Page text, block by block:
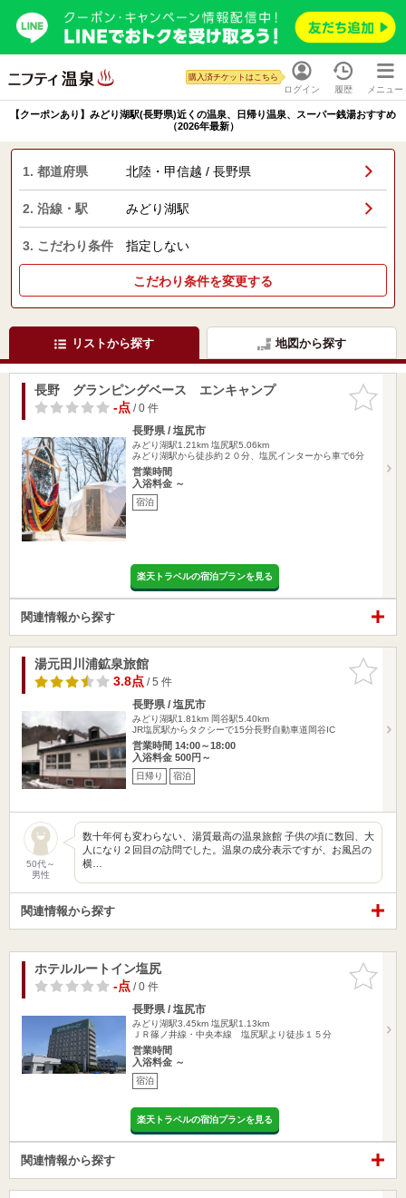
ログイン
購入済チケットはこちら
履歴 メニュー
【クーポンあり】みどり湖駅(長野県)近くの温泉、日帰り温泉、スーパー銭湯おすすめ
（2026年最新）
1. 都道府県 北陸・甲信越 / 長野県
2. 沿線・駅 みどり湖駅
3. こだわり条件 指定しない
こだわり条件を変更する
リストから探す 地図から探す
お気に入
りに追加
長野 グランピングベース エンキャンプ
-点/ 0 件
長野県 / 塩尻市
みどり湖駅1.21km 塩尻駅5.06km
みどり湖駅から徒歩約２０分、塩尻インターから車で6分
営業時間
入浴料金 ～
宿泊
楽天トラベルの宿泊プランを見る
関連情報から探す
お気に入
りに追加
湯元田川浦鉱泉旅館
3.8点/ 5 件
長野県 / 塩尻市
みどり湖駅1.81km 岡谷駅5.40km
JR塩尻駅からタクシーで15分長野自動車道岡谷IC
営業時間 14:00～18:00
入浴料金 500円～
日帰り 宿泊
50代～
男性
数十年何も変わらない、湯質最高の温泉旅館 子供の頃に数回、大
人になり２回目の訪問でした。温泉の成分表示ですが、お風呂の
横…
関連情報から探す
お気に入
りに追加
ホテルルートイン塩尻
-点/ 0 件
長野県 / 塩尻市
みどり湖駅3.45km 塩尻駅1.13km
ＪＲ篠ノ井線・中央本線 塩尻駅より徒歩１５分
営業時間
入浴料金 ～
宿泊
楽天トラベルの宿泊プランを見る
関連情報から探す